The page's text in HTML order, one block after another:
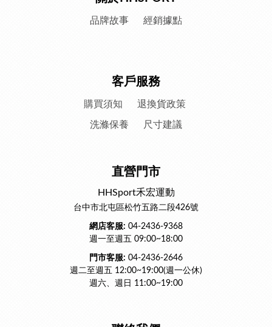
品牌故事 經銷據點
客戶服務
購買須知 退換貨政策
洗滌保養 尺寸建議
直營門市
HHSport禾宏運動
台中市北屯區松竹五路二段426號
網店客服: 04-2436-9368
週一至週五 09:00~18:00
門市客服: 04-2436-2646
週二至週五 12:00~19:00(週一公休)
週六、週日 11:00~19:00